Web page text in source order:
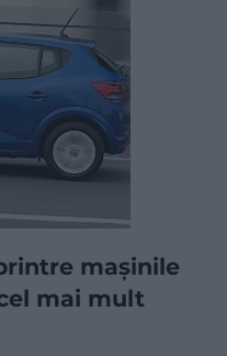
mașinile
mai mult